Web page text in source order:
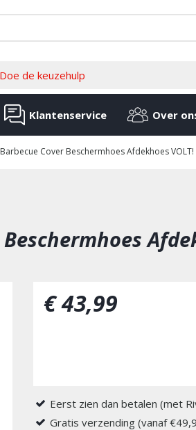
Cover Beschermhoes Afdekhoes
Doe de keuzehulp
Klantenservice Over
€43,99
Eerst zien dan betalen (met
Gratis verzending (vanaf